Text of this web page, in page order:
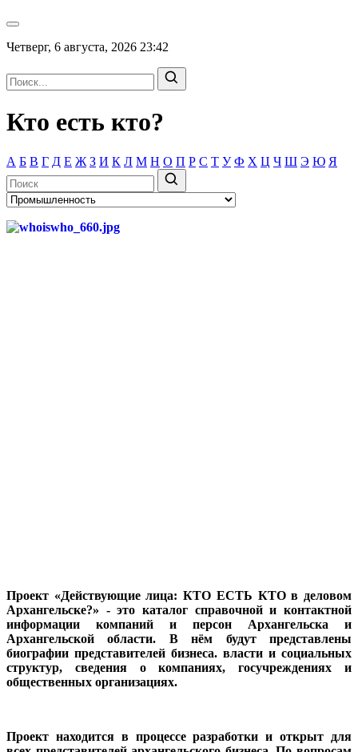
Четверг, 6 августа, 2026 23:42
Кто есть кто?
А Б В Г Д Е Ж З И К Л М Н О П Р С Т У Ф Х Ц Ч Ш Э Ю Я
Проект «Действующие лица: КТО ЕСТЬ КТО в деловом
Архангельске?» - это каталог справочной и контактной
информации компаний и персон Архангельска и
Архангельской области. В нём будут представлены
биографии представителей бизнеса. власти и социальных
структур, сведения о компаниях, госучреждениях и
общественных организациях.
Проект находится в процессе разработки и открыт для